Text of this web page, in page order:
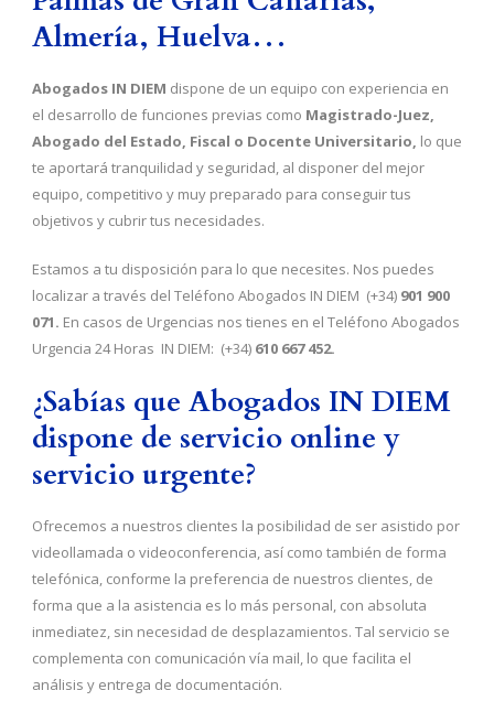
Almería, Huelva…
Abogados IN DIEM dispone de un equipo con experiencia en
el desarrollo de funciones previas como Magistrado-Juez,
Abogado del Estado, Fiscal o Docente Universitario, lo que
te aportará tranquilidad y seguridad, al disponer del mejor
equipo, competitivo y muy preparado para conseguir tus
objetivos y cubrir tus necesidades.
Estamos a tu disposición para lo que necesites. Nos puedes
localizar a través del Teléfono Abogados IN DIEM (+34) 901 900
071. En casos de Urgencias nos tienes en el Teléfono Abogados
Urgencia 24 Horas IN DIEM: (+34) 610 667 452.
¿Sabías que Abogados IN DIEM
dispone de servicio online y
servicio urgente?
Ofrecemos a nuestros clientes la posibilidad de ser asistido por
videollamada o videoconferencia, así como también de forma
telefónica, conforme la preferencia de nuestros clientes, de
forma que a la asistencia es lo más personal, con absoluta
inmediatez, sin necesidad de desplazamientos. Tal servicio se
complementa con comunicación vía mail, lo que facilita el
análisis y entrega de documentación.